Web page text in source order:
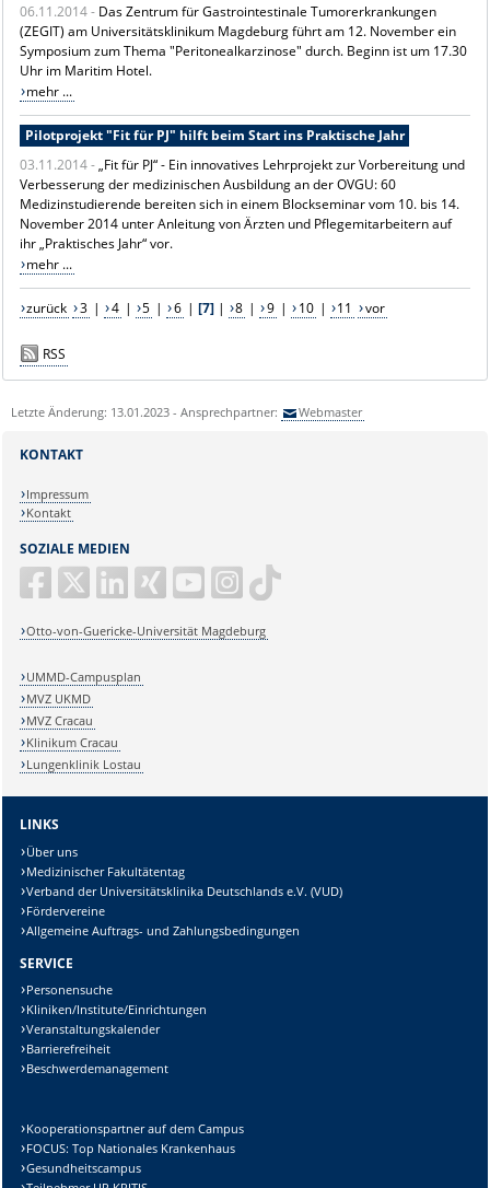
06.11.2014 - Das Zentrum für Gastrointestinale Tumorerkrankungen
(ZEGIT) am Universitätsklinikum Magdeburg führt am 12. November ein
Symposium zum Thema "Peritonealkarzinose" durch. Beginn ist um 17.30
Uhr im Maritim Hotel.
mehr ...
Pilotprojekt "Fit für PJ" hilft beim Start ins Praktische Jahr
03.11.2014 -„Fit für PJ“ - Ein innovatives Lehrprojekt zur Vorbereitung und
Verbesserung der medizinischen Ausbildung an der OVGU: 60
Medizinstudierende bereiten sich in einem Blockseminar vom 10. bis 14.
November 2014 unter Anleitung von Ärzten und Pflegemitarbeitern auf
ihr „Praktisches Jahr“ vor.
mehr ...
zurück 3 | 4 | 5 | 6 | [7]| 8 | 9 | 10 | 11 vor
RSS
Letzte Änderung: 13.01.2023 - Ansprechpartner: Webmaster
SOZIALE MEDIEN
Otto-von-Guericke-Universität Magdeburg
KONTAKT
Impressum
Kontakt
UMMD-Campusplan
MVZ UKMD
MVZ Cracau
Klinikum Cracau
Lungenklinik Lostau
LINKS
Über uns
Medizinischer Fakultätentag
Verband der Universitätsklinika Deutschlands e.V. (VUD)
Fördervereine
Allgemeine Auftrags- und Zahlungsbedingungen
SERVICE
Personensuche
Kliniken/Institute/Einrichtungen
Veranstaltungskalender
Barrierefreiheit
Beschwerdemanagement
Kooperationspartner auf dem Campus
FOCUS: Top Nationales Krankenhaus
Gesundheitscampus